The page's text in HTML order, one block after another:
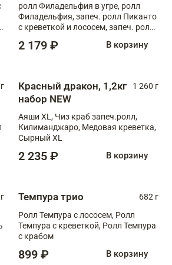
ролл Филадельфия в угре, ролл
Филадельфия, запеч. ролл Пиканто
с креветкой и лососем, запеч. ролл
2 179 ₽ В корзину
Красный дракон, 1,2кг
набор NEW
1 260 г
Аяши XL, Чиз краб запеч.ролл,
Килиманджаро, Медовая креветка,
Сырный XL
2 235 ₽ В корзину
Темпура трио
682 г
Ролл Темпура с лососем, Ролл
Темпура с креветкой, Ролл Темпура
с крабом
899 ₽ В корзину